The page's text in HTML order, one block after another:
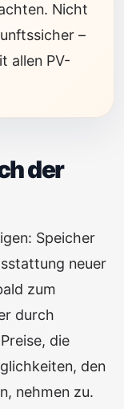
Nicht
–
allen PV-
der
Speicher
neuer
zum
durch
die
den
nehmen zu.